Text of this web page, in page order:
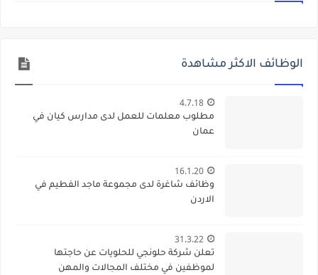
الوظائف الاكثر مشاهدة
4.7.18
مطلوب معلمات للعمل لدى مدارس كيان في
عمان
16.1.20
وظائف شاغرة لدى مجموعة ماجد الفطيم في
الاردن
31.3.22
تعلن شركة حلونجي للحلويات عن حاجتها
لموظفين في مختلف المجالات والمهن